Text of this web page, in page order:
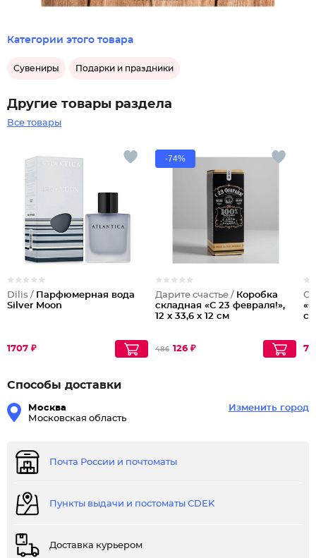
Категории этого товара
Сувениры Подарки и праздники
Другие товары раздела
Все товары
Dilis / Парфюмерная вода
Silver Moon
1707 ₽
-74%
Дарите счастье / Коробка
складная «С 23 февраля!»,
12 х 33,6 х 12 см
486 126 ₽ 79
Способы доставки
Москва
Московская область
Изменить город
Почта России и почтоматы
Пункты выдачи и постоматы CDEK
Доставка курьером